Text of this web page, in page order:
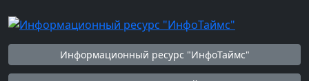
Информационный ресурс "ИнфоТаймс"